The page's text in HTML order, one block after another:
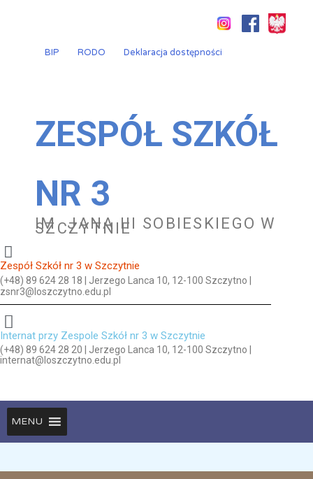
BIP
RODO Deklaracja dostępności
ZESPÓŁ SZKÓŁ
NR 3
IM. JANA III SOBIESKIEGO W
SZCZYTNIE
Zespół Szkół nr 3 w Szczytnie
(+48) 89 624 28 18 | Jerzego Lanca 10, 12-100 Szczytno |
zsnr3@loszczytno.edu.pl
Internat przy Zespole Szkół nr 3 w Szczytnie
(+48) 89 624 28 20 | Jerzego Lanca 10, 12-100 Szczytno |
internat@loszczytno.edu.pl
MENU